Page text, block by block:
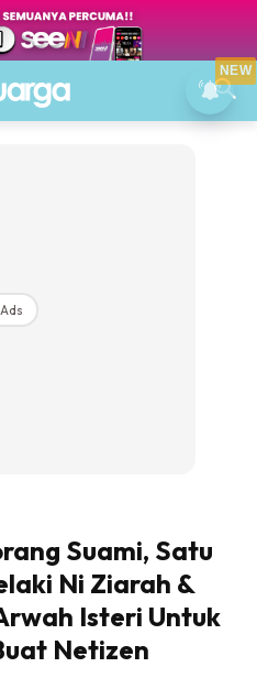
Ads
Suami, Satu
Ni Ziarah &
Isteri Untuk
Netizen
NEW